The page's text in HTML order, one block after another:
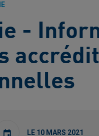
-
LE 10 MARS 2021